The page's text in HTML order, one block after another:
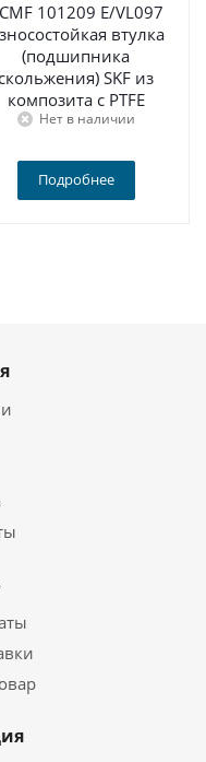
101209 E/VL097
втулка
(подшипника
скольжения) SKF из
композита с PTFE
Нет в наличии
Подробнее